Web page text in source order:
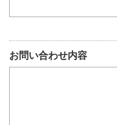
お問い合わせ内容